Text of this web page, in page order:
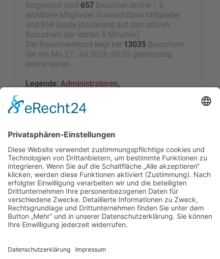
Insgesamt sind 657 Besucher online :: 3
sichtbare Mitglieder, 0 unsichtbare Mitglieder
und 654 Gäste (basierend auf den aktiven
Besuchern der letzten 5 Minuten)
Der Besucherrekord liegt bei 13035 Besuchern,
die am Mo 27. Jul 2026, 09:05 gleichzeitig
online waren.
Legende: Administratoren,
Kürzlich registrierte Benutzer
Beiträge insgesamt
109464
• Themen insgesamt
9528• Mitglieder insgesamt2455• Unser
neuestes Mitglied:sky1005